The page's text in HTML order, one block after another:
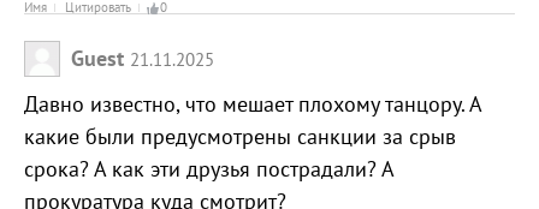
Имя Цитировать 0
Guest 21.11.2025
Давно известно, что мешает плохому танцору. А
какие были предусмотрены санкции за срыв
срока? А как эти друзья пострадали? А
прокуратура куда смотрит?